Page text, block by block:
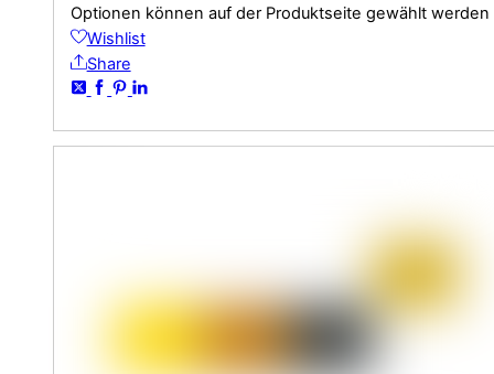
Optionen können auf der Produktseite gewählt werden
Wishlist
Share